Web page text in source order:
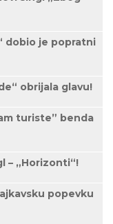
dobio je popratni
obrijala glavu!
turiste” benda
– „Horizonti“!
popevku